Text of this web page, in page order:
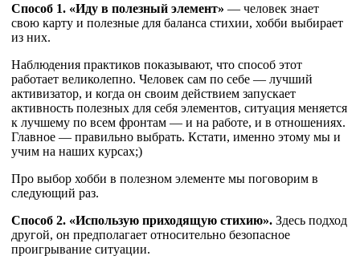
Способ 1. «Иду в полезный элемент» — человек знает
свою карту и полезные для баланса стихии, хобби выбирает
из них.
Наблюдения практиков показывают, что способ этот
работает великолепно. Человек сам по себе — лучший
активизатор, и когда он своим действием запускает
активность полезных для себя элементов, ситуация меняется
к лучшему по всем фронтам — и на работе, и в отношениях.
Главное — правильно выбрать. Кстати, именно этому мы и
учим на наших курсах;)
Про выбор хобби в полезном элементе мы поговорим в
следующий раз.
Способ 2. «Использую приходящую стихию». Здесь подход
другой, он предполагает относительно безопасное
проигрывание ситуации.